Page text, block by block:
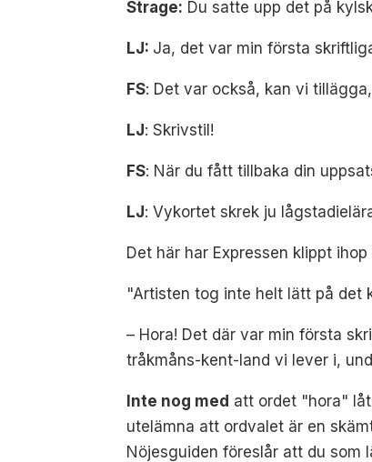
Strage: Du satte upp det på
LJ: Ja, det var min första
FS: Det var också, kan vi
LJ: Skrivstil!
FS: När du fått tillbaka din
LJ: Vykortet skrek ju
Det här har Expressen klippt ihop
"Artisten tog inte helt lätt på det
– Hora! Det där var min första
tråkmåns-kent-land vi lever i,
Inte nog med att ordet "hora"
utelämna att ordvalet är en
Nöjesguiden föreslår att du som